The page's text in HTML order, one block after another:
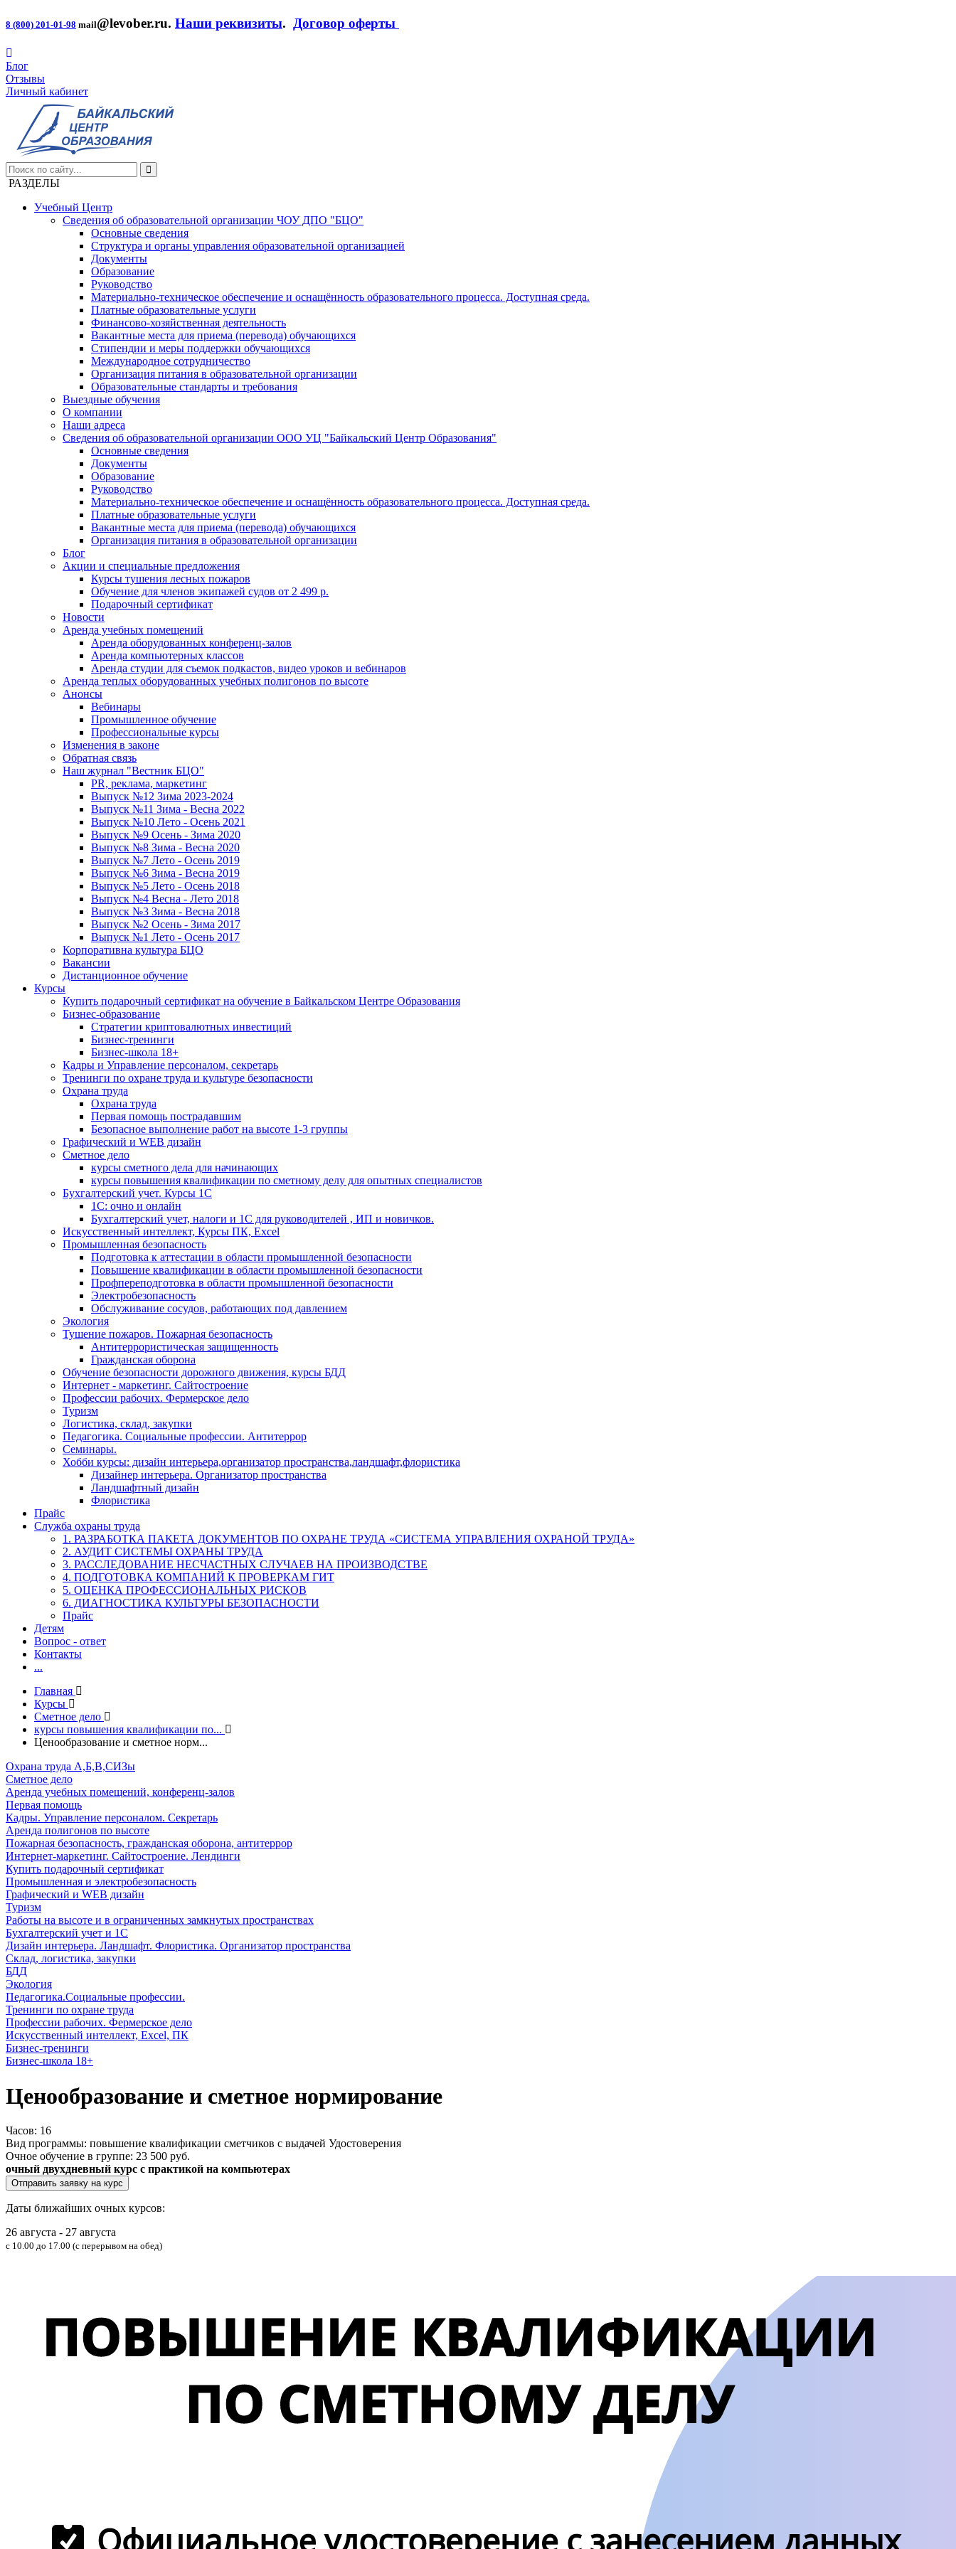
8 (800) 201-01-98 mail@levober.ru. Наши реквизиты. Договор оферты
Блог
Отзывы
Личный кабинет
РАЗДЕЛЫ
Учебный Центр
Сведения об образовательной организации ЧОУ ДПО "БЦО"
Основные сведения
Структура и органы управления образовательной организацией
Документы
Образование
Руководство
Материально-техническое обеспечение и оснащённость образовательного процесса. Доступная среда.
Платные образовательные услуги
Финансово-хозяйственная деятельность
Вакантные места для приема (перевода) обучающихся
Стипендии и меры поддержки обучающихся
Международное сотрудничество
Организация питания в образовательной организации
Образовательные стандарты и требования
Выездные обучения
О компании
Наши адреса
Сведения об образовательной организации ООО УЦ "Байкальский Центр Образования"
Основные сведения
Документы
Образование
Руководство
Материально-техническое обеспечение и оснащённость образовательного процесса. Доступная среда.
Платные образовательные услуги
Вакантные места для приема (перевода) обучающихся
Организация питания в образовательной организации
Блог
Акции и специальные предложения
Курсы тушения лесных пожаров
Обучение для членов экипажей судов от 2 499 р.
Подарочный сертификат
Новости
Аренда учебных помещений
Аренда оборудованных конференц-залов
Аренда компьютерных классов
Аренда студии для съемок подкастов, видео уроков и вебинаров
Аренда теплых оборудованных учебных полигонов по высоте
Анонсы
Вебинары
Промышленное обучение
Профессиональные курсы
Изменения в законе
Обратная связь
Наш журнал "Вестник БЦО"
PR, реклама, маркетинг
Выпуск №12 Зима 2023-2024
Выпуск №11 Зима - Весна 2022
Выпуск №10 Лето - Осень 2021
Выпуск №9 Осень - Зима 2020
Выпуск №8 Зима - Весна 2020
Выпуск №7 Лето - Осень 2019
Выпуск №6 Зима - Весна 2019
Выпуск №5 Лето - Осень 2018
Выпуск №4 Весна - Лето 2018
Выпуск №3 Зима - Весна 2018
Выпуск №2 Осень - Зима 2017
Выпуск №1 Лето - Осень 2017
Корпоративна культура БЦО
Вакансии
Дистанционное обучение
Курсы
Купить подарочный сертификат на обучение в Байкальском Центре Образования
Бизнес-образование
Стратегии криптовалютных инвестиций
Бизнес-тренинги
Бизнес-школа 18+
Кадры и Управление персоналом, секретарь
Тренинги по охране труда и культуре безопасности
Охрана труда
Охрана труда
Первая помощь пострадавшим
Безопасное выполнение работ на высоте 1-3 группы
Графический и WEB дизайн
Сметное дело
курсы сметного дела для начинающих
курсы повышения квалификации по сметному делу для опытных специалистов
Бухгалтерский учет. Курсы 1С
1С: очно и онлайн
Бухгалтерский учет, налоги и 1С для руководителей , ИП и новичков.
Искусственный интеллект, Курсы ПК, Excel
Промышленная безопасность
Подготовка к аттестации в области промышленной безопасности
Повышение квалификации в области промышленной безопасности
Профпереподготовка в области промышленной безопасности
Электробезопасность
Обслуживание сосудов, работающих под давлением
Экология
Тушение пожаров. Пожарная безопасность
Антитеррористическая защищенность
Гражданская оборона
Обучение безопасности дорожного движения, курсы БДД
Интернет - маркетинг. Сайтостроение
Профессии рабочих. Фермерское дело
Туризм
Логистика, склад, закупки
Педагогика. Социальные профессии. Антитеррор
Семинары.
Хобби курсы: дизайн интерьера,организатор пространства,ландшафт,флористика
Дизайнер интерьера. Организатор пространства
Ландшафтный дизайн
Флористика
Прайс
Служба охраны труда
1. РАЗРАБОТКА ПАКЕТА ДОКУМЕНТОВ ПО ОХРАНЕ ТРУДА «СИСТЕМА УПРАВЛЕНИЯ ОХРАНОЙ ТРУДА»
2. АУДИТ СИСТЕМЫ ОХРАНЫ ТРУДА
3. РАССЛЕДОВАНИЕ НЕСЧАСТНЫХ СЛУЧАЕВ НА ПРОИЗВОДСТВЕ
4. ПОДГОТОВКА КОМПАНИЙ К ПРОВЕРКАМ ГИТ
5. ОЦЕНКА ПРОФЕССИОНАЛЬНЫХ РИСКОВ
6. ДИАГНОСТИКА КУЛЬТУРЫ БЕЗОПАСНОСТИ
Прайс
Детям
Вопрос - ответ
Контакты
...
Главная
Курсы
Сметное дело
курсы повышения квалификации по...
Ценообразование и сметное норм...
Охрана труда А,Б,В,СИЗы
Сметное дело
Аренда учебных помещений, конференц-залов
Первая помощь
Кадры. Управление персоналом. Секретарь
Аренда полигонов по высоте
Пожарная безопасность, гражданская оборона, антитеррор
Интернет-маркетинг. Сайтостроение. Лендинги
Купить подарочный сертификат
Промышленная и электробезопасность
Графический и WEB дизайн
Туризм
Работы на высоте и в ограниченных замкнутых пространствах
Бухгалтерский учет и 1С
Дизайн интерьера. Ландшафт. Флористика. Организатор пространства
Склад, логистика, закупки
БДД
Экология
Педагогика.Социальные профессии.
Тренинги по охране труда
Профессии рабочих. Фермерское дело
Искусственный интеллект, Excel, ПК
Бизнес-тренинги
Бизнес-школа 18+
Ценообразование и сметное нормирование
Часов: 16
Вид программы: повышение квалификации сметчиков с выдачей Удостоверения
Очное обучение в группе: 23 500 руб.
очный двухдневный курс с практикой на компьютерах
Отправить заявку на курс
Даты ближайших очных курсов:
26 августа - 27 августа
с 10.00 до 17.00 (с перерывом на обед)